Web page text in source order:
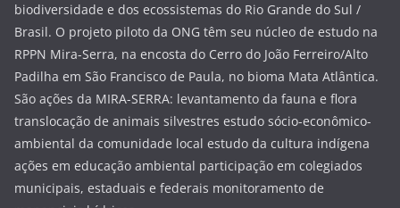
biodiversidade e dos ecossistemas do Rio Grande do Sul /
Brasil. O projeto piloto da ONG têm seu núcleo de estudo na
RPPN Mira-Serra, na encosta do Cerro do João Ferreiro/Alto
Padilha em São Francisco de Paula, no bioma Mata Atlântica.
São ações da MIRA-SERRA: levantamento da fauna e flora
translocação de animais silvestres estudo sócio-econômico-
ambiental da comunidade local estudo da cultura indígena
ações em educação ambiental participação em colegiados
municipais, estaduais e federais monitoramento de